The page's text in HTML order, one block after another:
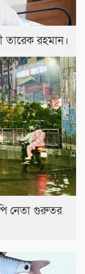
তারেক রহমান।
নেতা গুরুতর